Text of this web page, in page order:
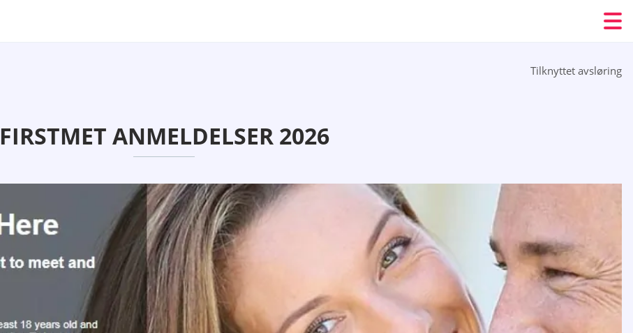
Tilknyttet avsløring
FIRSTMET ANMELDELSER 2026